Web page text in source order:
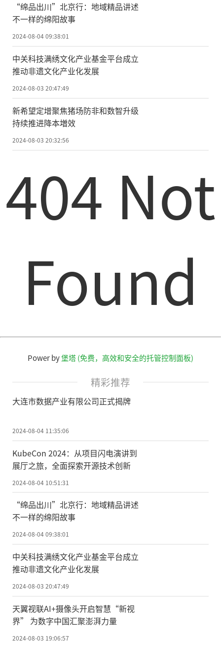
“绵品出川”北京行：地域精品讲述
不一样的绵阳故事
2024-08-04 09:38:01
中关科技满绣文化产业基金平台成立
推动非遗文化产业化发展
2024-08-03 20:47:49
新希望定增聚焦猪场防非和数智升级
持续推进降本増效
2024-08-03 20:32:56
404 Not
Found
Power by堡塔 (免费，高效和安全的托管控制面板)
精彩推荐
大连市数据产业有限公司正式揭牌
2024-08-04 11:35:06
KubeCon 2024：从项目闪电演讲到
展厅之旅，全面探索开源技术创新
2024-08-04 10:51:31
“绵品出川”北京行：地域精品讲述
不一样的绵阳故事
2024-08-04 09:38:01
中关科技满绣文化产业基金平台成立
推动非遗文化产业化发展
2024-08-03 20:47:49
天翼视联AI+摄像头开启智慧“新视
界” 为数字中国汇聚澎湃力量
2024-08-03 19:06:57